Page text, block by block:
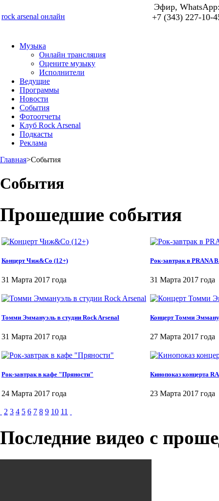
rock arsenal онлайн
Эфир,
+7 (343) 227-10-
Музыка
Онлайн трансляция
Оцените музыку
Исполнители
Ведущие
Программы
Новости
События
Фотоотчеты
Клуб Rock Arsenal
Подкасты
Реклама
Главная>События
События
Прошедшие события
Концерт Чиж&Co (12+)
31 Марта 2017 года
Рок-завтрак в PRANA
31 Марта 2017 года
Томми Эммануэль в студии Roсk Arsenal
31 Марта 2017 года
Концерт Томми
27 Марта 2017 года
Рок-завтрак в кафе "Пряности"
24 Марта 2017 года
Кинопоказ концерта
23 Марта 2017 года
2 3 4 5 6 7 8 9 10 11
Последние видео с